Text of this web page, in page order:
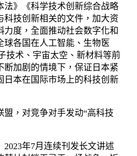
法》《科学技术创新综合战略
科技创新相关的文件，加大资
力度，全面推动社会数字化和
球各国在人工智能、生物医
技术、宇宙太空、新材料等前
断加剧的情境下，保证日本紧
日本在国际市场上的科技创新
盟，对竞争对手发动“高科技
2023年7月连续刊发长文讲述